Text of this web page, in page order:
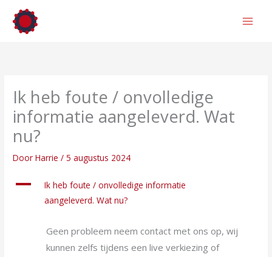
naar
Ik heb foute / onvolledige
informatie aangeleverd. Wat
nu?
DoorHarrie/5 augustus 2024
A
Ik heb foute / onvolledige informatie
aangeleverd. Wat nu?
Geen probleem neem contact met ons op, wij
kunnen zelfs tijdens een live verkiezing of